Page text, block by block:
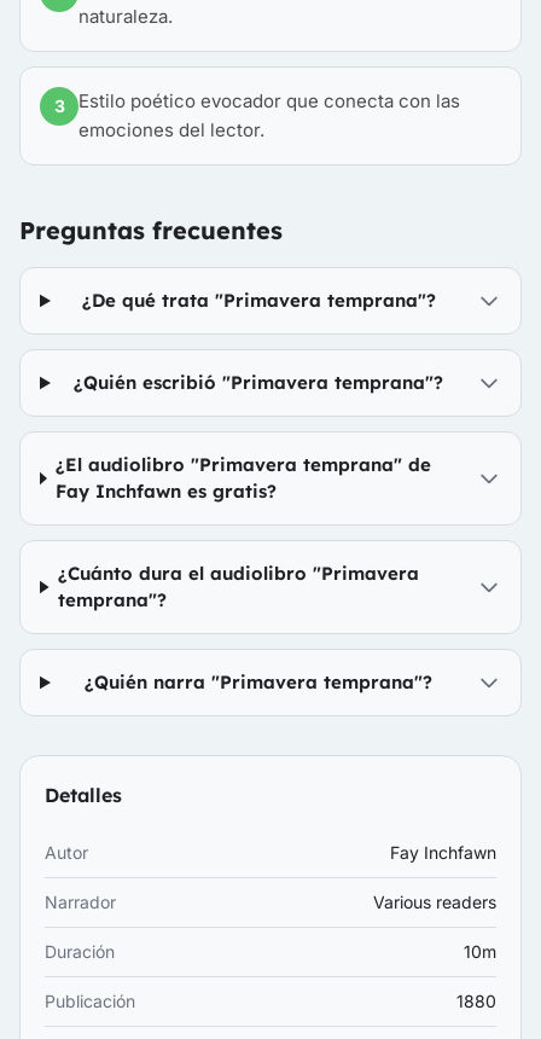
naturaleza.
3
Estilo poético evocador que conecta con las
emociones del lector.
Preguntas frecuentes
¿De qué trata "Primavera temprana"?
¿Quién escribió "Primavera temprana"?
¿El audiolibro "Primavera temprana" de
Fay Inchfawn es gratis?
¿Cuánto dura el audiolibro "Primavera
temprana"?
¿Quién narra "Primavera temprana"?
Detalles
Autor Fay Inchfawn
Narrador Various readers
Duración 10m
Publicación 1880